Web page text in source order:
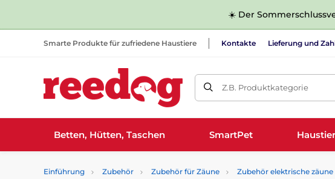
☀️ Der
Smarte Produkte für zufriedene Haustiere Kontakte Lieferung und
Z.B. Produktkategorie
Betten, Hütten, Taschen SmartPet
Einführung Zubehör Zubehör für Zäune Zubehör elektrische zäune